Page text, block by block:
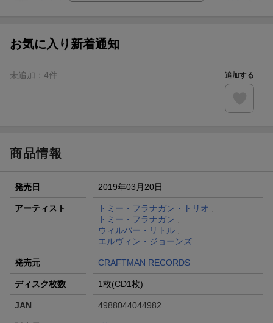
進呈
エントリー＆条件達成で『鬼滅の刃』オリジナルきんちゃく
【楽天24】日用品の楽天24と楽天ブックス買いまわりでク
お気に入り新着通知
未追加： 4件 追加する
商品情報
発売日 2019年03月20日
アーティスト トミー・フラナガン・トリオ ,
トミー・フラナガン ,
ウィルバー・リトル,
エルヴィン・ジョーンズ
発売元 CRAFTMAN RECORDS
ディスク枚数 1枚(CD1枚)
JAN 4988044044982